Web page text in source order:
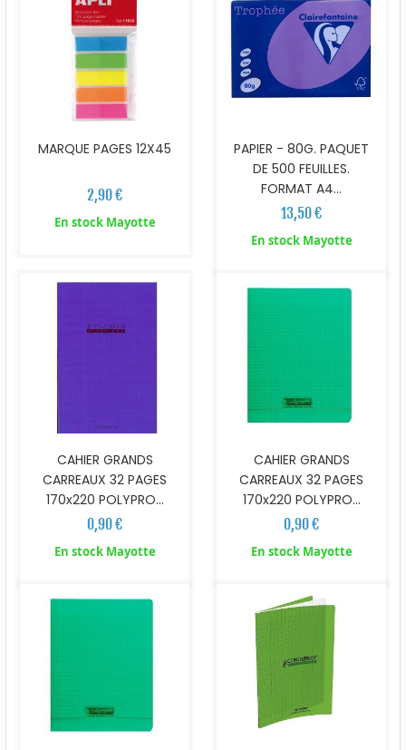
MARQUE PAGES 12X45
2,90 €
En stock Mayotte
PAPIER - 80G. PAQUET
DE 500 FEUILLES.
FORMAT A4...
13,50 €
En stock Mayotte
CAHIER GRANDS
CARREAUX 32 PAGES
170x220 POLYPRO...
0,90 €
En stock Mayotte
CAHIER GRANDS
CARREAUX 32 PAGES
170x220 POLYPRO...
0,90 €
En stock Mayotte